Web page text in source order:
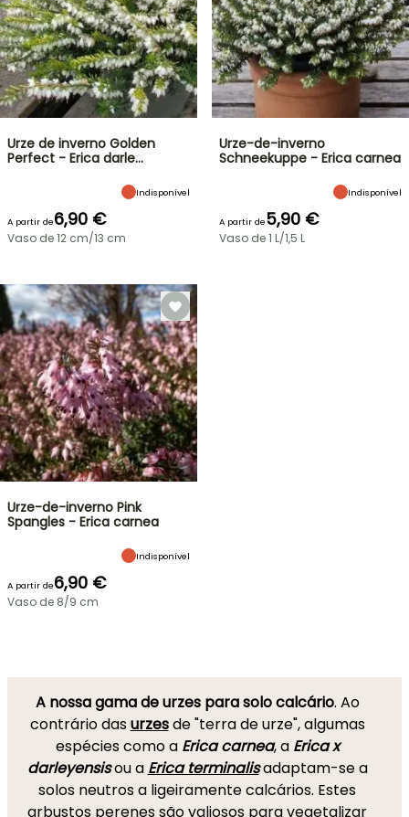
Urze de inverno Golden
Perfect - Erica darle…
Indisponível
A partir de6,90 €
Vaso de 12 cm/13 cm
Urze-de-inverno
Schneekuppe - Erica carnea
Indisponível
A partir de5,90 €
Vaso de 1 L/1,5 L
Urze-de-inverno Pink
Spangles - Erica carnea
Indisponível
A partir de6,90 €
Vaso de 8/9 cm
A nossa gama de urzes para solo calcário. Ao
contrário dasurzesde "terra de urze", algumas
espécies como a Erica carnea, a Erica x
darleyensisou a Erica terminalisadaptam-se a
solos neutros a ligeiramente calcários. Estes
arbustos perenes são valiosos para vegetalizar